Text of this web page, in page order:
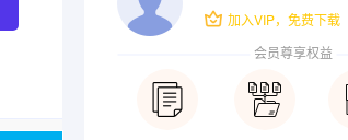
加入VIP，免费下载
会员尊享权益